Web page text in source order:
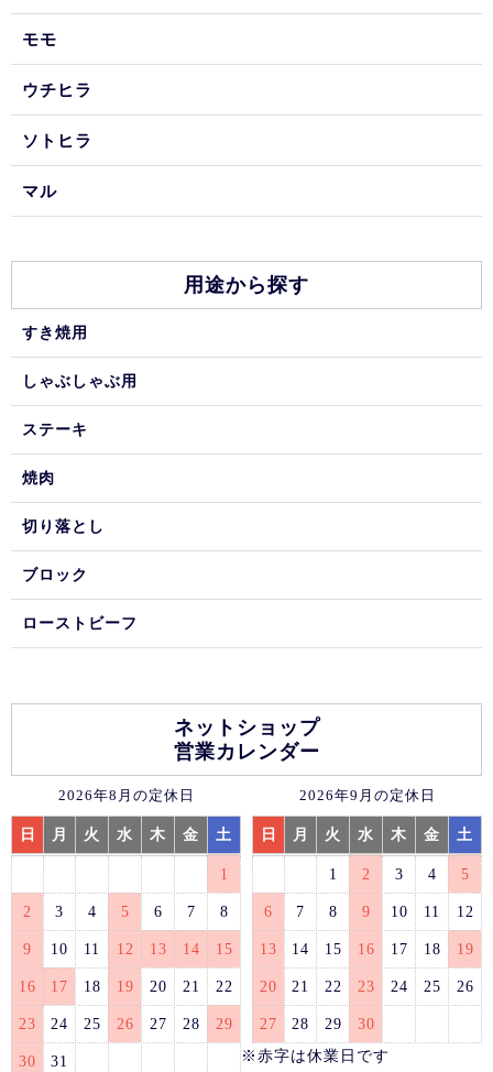
モモ
ウチヒラ
ソトヒラ
マル
用途から探す
すき焼用
しゃぶしゃぶ用
ステーキ
焼肉
切り落とし
ブロック
ローストビーフ
ネットショップ
営業カレンダー
2026年8月の定休日
日 月 火 水 木 金 土
1
2 3 4 5 6 7 8
9 10 11 12 13 14 15
16 17 18 19 20 21 22
23 24 25 26 27 28 29
30 31
2026年9月の定休日
日 月 火 水 木 金 土
1 2 3 4 5
6 7 8 9 10 11 12
13 14 15 16 17 18 19
20 21 22 23 24 25 26
27 28 29
30
※赤字は休業日です